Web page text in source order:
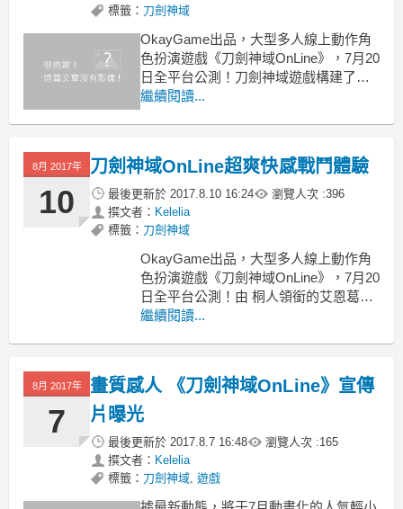
標籤： 刀劍神域
OkayGame出品，大型多人線上動作角
色扮演遊戲《刀劍神域OnLine》，7月20
日全平台公測！刀劍神域遊戲構建了壹
個絢麗唯美的刀劍大世界，好戰玩家化
味的遊戲江湖。
在刀劍世界中，妳並不是孤獨壹人，公
會系統能把妳和其他玩家緊
繼續閱讀...
8月 2017年
10
刀劍神域OnLine超爽快感戰鬥體驗
最後更新於 2017.8.10 16:24 瀏覽人次 :396
撰文者： Kelelia
標籤： 刀劍神域
OkayGame出品，大型多人線上動作角
色扮演遊戲《刀劍神域OnLine》，7月20
日全平台公測！由 桐人領銜的艾恩葛朗
特探險之旅震撼開啓！
休閑娛樂的遊戲特性基礎上，進行了精
美2D與全息投影3D融合的創新。壹改傳
統回合
繼續閱讀...
8月 2017年
7
畫質感人 《刀劍神域OnLine》宣傳
片曝光
最後更新於 2017.8.7 16:48 瀏覽人次 :165
撰文者： Kelelia
標籤： 刀劍神域, 遊戲